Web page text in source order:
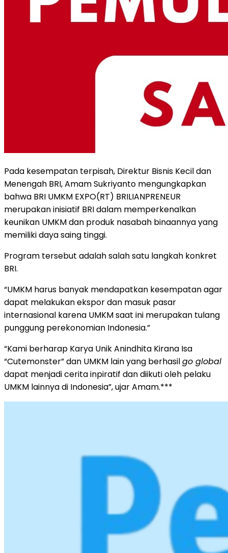
Pada kesempatan terpisah, Direktur Bisnis Kecil dan
Menengah BRI, Amam Sukriyanto mengungkapkan
bahwa BRI UMKM EXPO(RT) BRILIANPRENEUR
merupakan inisiatif BRI dalam memperkenalkan
keunikan UMKM dan produk nasabah binaannya yang
memiliki daya saing tinggi.
Program tersebut adalah salah satu langkah konkret
BRI.
“UMKM harus banyak mendapatkan kesempatan agar
dapat melakukan ekspor dan masuk pasar
internasional karena UMKM saat ini merupakan tulang
punggung perekonomian Indonesia.”
“Kami berharap Karya Unik Anindhita Kirana Isa
“Cutemonster” dan UMKM lain yang berhasilgo global
dapat menjadi cerita inpiratif dan diikuti oleh pelaku
UMKM lainnya di Indonesia”, ujar Amam.***